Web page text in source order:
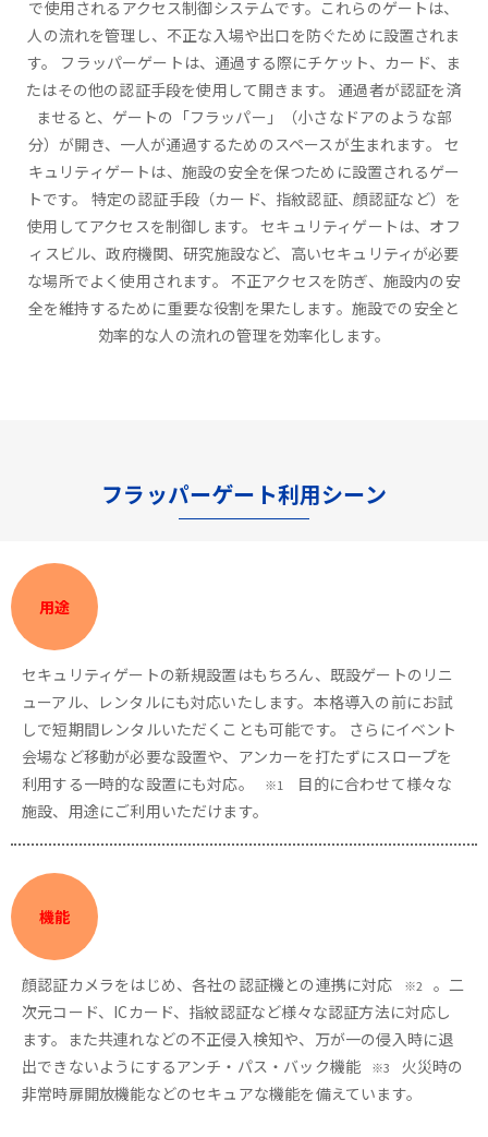
で使用されるアクセス制御システムです。これらのゲートは、
人の流れを管理し、不正な入場や出口を防ぐために設置されま
す。 フラッパーゲートは、通過する際にチケット、カード、ま
たはその他の認証手段を使用して開きます。 通過者が認証を済
ませると、ゲートの「フラッパー」（小さなドアのような部
分）が開き、一人が通過するためのスペースが生まれます。 セ
キュリティゲートは、施設の安全を保つために設置されるゲー
トです。 特定の認証手段（カード、指紋認証、顔認証など）を
使用してアクセスを制御します。 セキュリティゲートは、オフ
ィスビル、政府機関、研究施設など、高いセキュリティが必要
な場所でよく使用されます。 不正アクセスを防ぎ、施設内の安
全を維持するために重要な役割を果たします。施設での安全と
効率的な人の流れの管理を効率化します。
フラッパーゲート利用シーン
用途
セキュリティゲートの新規設置はもちろん、既設ゲートのリニ
ューアル、レンタルにも対応いたします。本格導入の前にお試
しで短期間レンタルいただくことも可能です。 さらにイベント
会場など移動が必要な設置や、アンカーを打たずにスロープを
利用する一時的な設置にも対応。
※1
目的に合わせて様々な
施設、用途にご利用いただけます。
機能
顔認証カメラをはじめ、各社の認証機との連携に対応 ※2
。二
次元コード、ICカード、指紋認証など様々な認証方法に対応し
ます。また共連れなどの不正侵入検知や、万が一の侵入時に退
出できないようにするアンチ・パス・バック機能
※3
火災時の
非常時扉開放機能などのセキュアな機能を備えています。